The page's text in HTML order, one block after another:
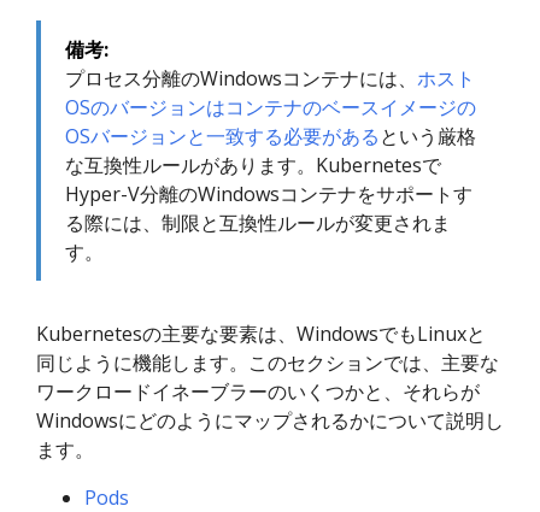
備考:
プロセス分離のWindowsコンテナには、 ホスト
OSのバージョンはコンテナのベースイメージの
OSバージョンと一致する必要があるという厳格
な互換性ルールがあります。Kubernetesで
Hyper-V分離のWindowsコンテナをサポートす
る際には、制限と互換性ルールが変更されま
す。
Kubernetesの主要な要素は、WindowsでもLinuxと
同じように機能します。このセクションでは、主要な
ワークロードイネーブラーのいくつかと、それらが
Windowsにどのようにマップされるかについて説明し
ます。
Pods